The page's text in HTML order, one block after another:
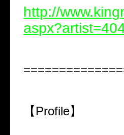
http://
【 Profile】